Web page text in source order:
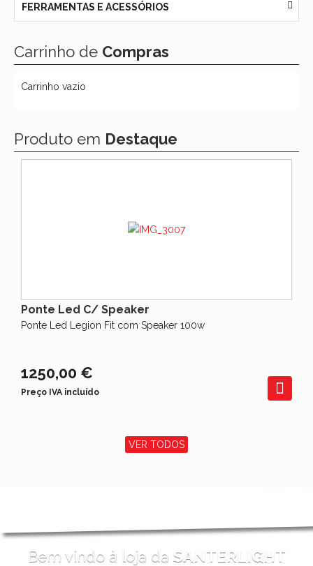
FERRAMENTAS E ACESSÓRIOS
Carrinho de Compras
Carrinho vazio
Produto em Destaque
Ponte Led C/ Speaker
Ponte Led Legion Fit com Speaker 100w
1250,00 €
Preço IVA incluído
VER TODOS
Bem vindo à loja da SANTERLIGHT